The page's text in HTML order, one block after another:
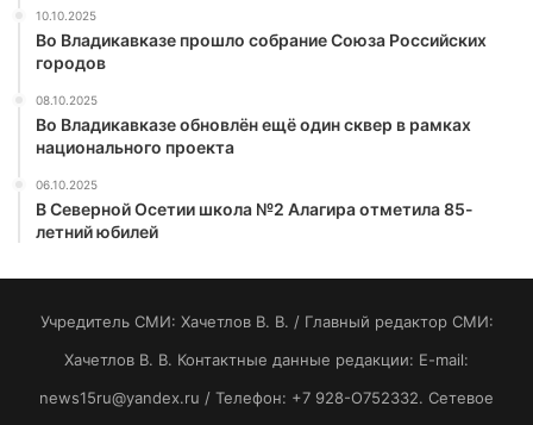
10.10.2025
Во Владикавказе прошло собрание Союза Российских
городов
08.10.2025
Во Владикавказе обновлён ещё один сквер в рамках
национального проекта
06.10.2025
В Северной Осетии школа №2 Алагира отметила 85-
летний юбилей
Учредитель СМИ: Хaчeтлoв B. B. / Главный редактор СМИ:
Хaчeтлoв B. B. Контактные данные редакции: E-mail:
news15ru@yandex.ru / Телефон: +7 928-O752332. Сетевое